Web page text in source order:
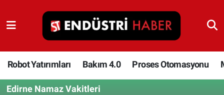
Robot Yatırımları Bakım 4.0 Proses Otomasyonu
Edirne Namaz Vakitleri
Robot Yatırımları
Bakım 4.0
Proses Otomasyonu